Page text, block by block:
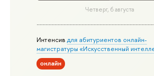
Четверг, 6 августа
Интенсив для абитуриентов онлайн-
магистратуры «Искусственный
онлайн